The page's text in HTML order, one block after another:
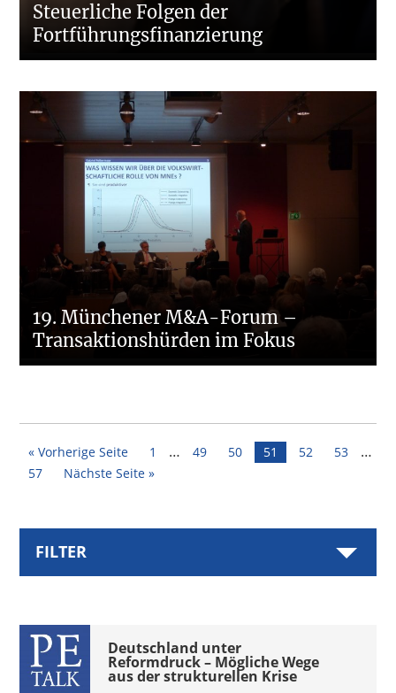
Steuerliche Folgen der
Fortführungsfinanzierung
19. Münchener M&A-Forum –
Transaktionshürden im Fokus
« Vorherige Seite Seite
1
Interim
… Seite
49 Seite
50 Seite
51 Seite
52 Seite
53 …
Seite
57 Nächste Seite »
Filter
FILTER
Category
Archive
Sidebar
Deutschland unter
Reformdruck – Mögliche Wege
aus der strukturellen Krise